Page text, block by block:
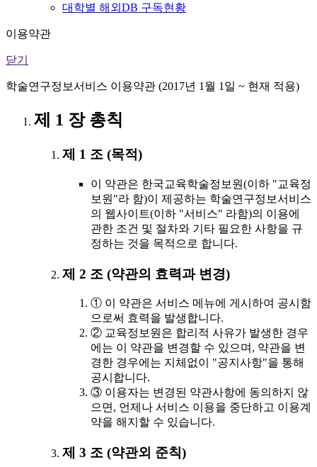
대학별 해외DB 구독현황
이용약관
닫기
학술연구정보서비스 이용약관 (2017년 1월 1일 ~ 현재 적용)
제 1 장 총칙
제 1 조 (목적)
이 약관은 한국교육학술정보원(이하 "교육정
보원"라 함)이 제공하는 학술연구정보서비스
의 웹사이트(이하 "서비스" 라함)의 이용에
관한 조건 및 절차와 기타 필요한 사항을 규
정하는 것을 목적으로 합니다.
제 2 조 (약관의 효력과 변경)
① 이 약관은 서비스 메뉴에 게시하여 공시함
으로써 효력을 발생합니다.
② 교육정보원은 합리적 사유가 발생한 경우
에는 이 약관을 변경할 수 있으며, 약관을 변
경한 경우에는 지체없이 "공지사항"을 통해
공시합니다.
③ 이용자는 변경된 약관사항에 동의하지 않
으면, 언제나 서비스 이용을 중단하고 이용계
약을 해지할 수 있습니다.
제 3 조 (약관외 준칙)